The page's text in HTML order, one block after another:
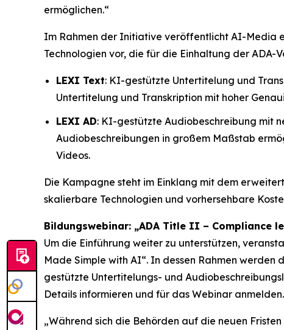
ermöglichen.“
Im Rahmen der Initiative veröffentlicht AI-Media
Technologien vor, die für die Einhaltung der ADA-
LEXI Text: KI-gestützte Untertitelung und
Untertitelung und Transkription mit hoher
LEXI AD: KI-gestützte Audiobeschreibung mit
Audiobeschreibungen in großem Maßstab
Videos.
Die Kampagne steht im Einklang mit dem
skalierbare Technologien und vorhersehbare
Bildungswebinar: „ADA Title II – Compliance
Um die Einführung weiter zu unterstützen,
Made Simple with AI“. In dessen Rahmen werden
gestützte Untertitelungs- und
Details informieren und für das Webinar anmelden.
„Während sich die Behörden auf die neuen